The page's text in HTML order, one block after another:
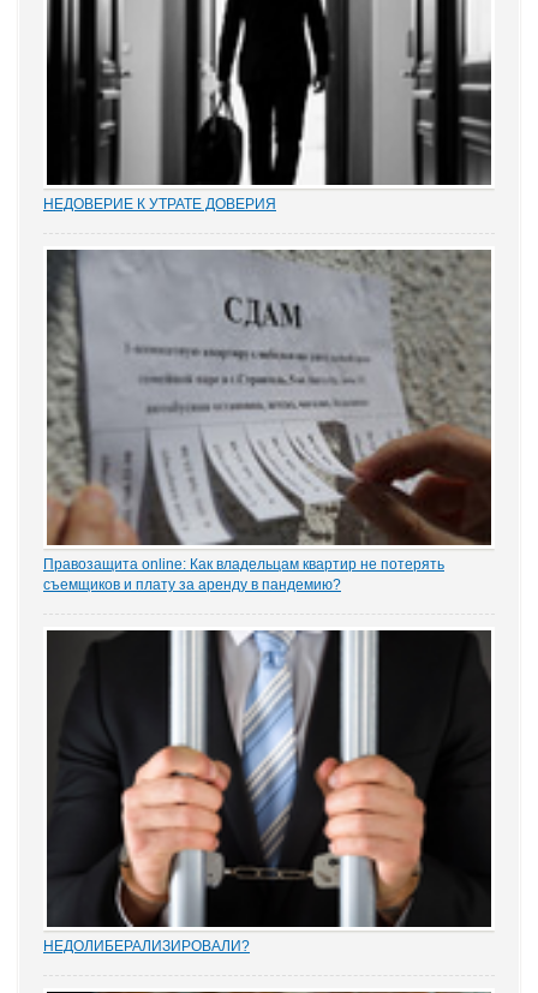
НЕДОВЕРИЕ К УТРАТЕ ДОВЕРИЯ
(п. 7.1 ч. 1 ст. 81 ТК РФ) появилась в Трудовом кодексе в 2012 году
в ходе совершенствования...
Правозащита online: Как владельцам квартир не потерять
съемщиков и плату за аренду в пандемию?
юрисконсульт проектов судебной практики Ольга Старых.
НEДОЛИБЕРАЛИЗИРОВАЛИ?